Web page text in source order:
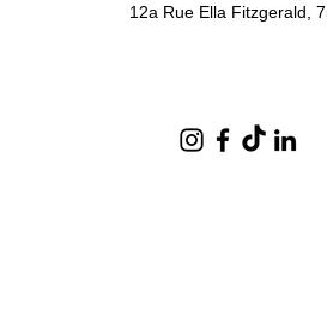
12a Rue Ella Fitzgerald,